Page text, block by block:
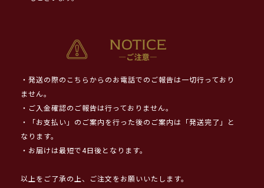
・発送の際のこちらからのお電話でのご報告は一切行っており
ません。
・ご入金確認のご報告は行っておりません。
・「お支払い」のご案内を行った後のご案内は「発送完了」と
なります。
・お届けは最短で4日後となります。
以上をご了承の上、ご注文をお願いいたします。